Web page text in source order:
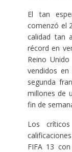
El tan
comenzó el
calidad tan
récord en
Reino
vendidos
segunda
millones de
fin de
Los
FIFA 13